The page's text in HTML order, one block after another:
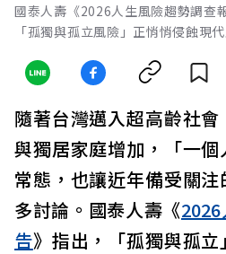
國泰人壽《2026人生風險趨勢調查
「孤獨與孤立風險」正悄悄侵蝕現
隨著台灣邁入超高齡社
與獨居家庭增加，「一
常態，也讓近年備受關
多討論。國泰人壽《
告》指出，「孤獨與孤